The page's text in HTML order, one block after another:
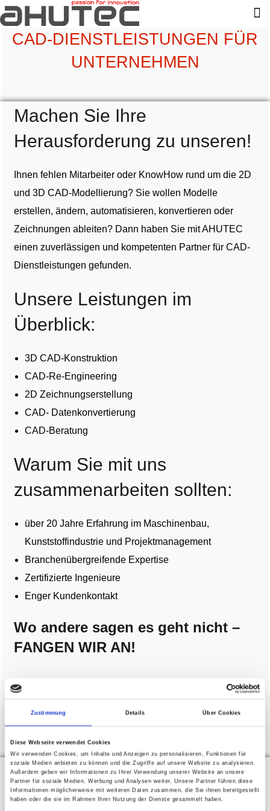
Zustimmung Details Über Cookies
Diese Webseite verwendet Cookies
Wir verwenden Cookies, um Inhalte und Anzeigen zu personalisieren, Funktionen für
soziale Medien anbieten zu können und die Zugriffe auf unsere Website zu analysieren.
Außerdem geben wir Informationen zu Ihrer Verwendung unserer Website an unsere
Partner für soziale Medien, Werbung und Analysen weiter. Unsere Partner führen diese
Informationen möglicherweise mit weiteren Daten zusammen, die Sie ihnen bereitgestellt
haben oder die sie im Rahmen Ihrer Nutzung der Dienste gesammelt haben.
CAD-DIENSTLEISTUNGEN FÜR
UNTERNEHMEN
Machen Sie Ihre
Herausforderung zu unseren!
Ihnen fehlen Mitarbeiter oder KnowHow rund um die 2D
und 3D CAD-Modellierung? Sie wollen Modelle
erstellen, ändern, automatisieren, konvertieren oder
Zeichnungen ableiten? Dann haben Sie mit AHUTEC
einen zuverlässigen und kompetenten Partner für CAD-
Dienstleistungen gefunden.
Unsere Leistungen im
Überblick:
3D CAD-Konstruktion
CAD-Re-Engineering
2D Zeichnungserstellung
CAD- Datenkonvertierung
CAD-Beratung
Warum Sie mit uns
zusammenarbeiten sollten:
über 20 Jahre Erfahrung im Maschinenbau,
Kunststoffindustrie und Projektmanagement
Branchenübergreifende Expertise
Zertifizierte Ingenieure
Enger Kundenkontakt
Wo andere sagen es geht nicht –
FANGEN WIR AN!